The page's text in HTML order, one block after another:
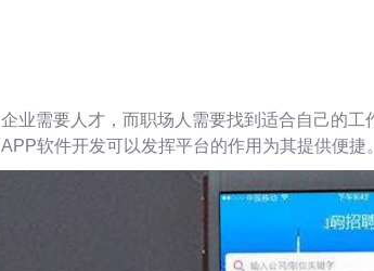
企业需要人才，而职场人需要找到适合自己的
APP软件开发可以发挥平台的作用为其提供便捷。